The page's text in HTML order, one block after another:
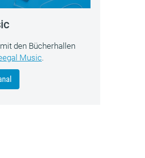
den Bücherhallen
Music.